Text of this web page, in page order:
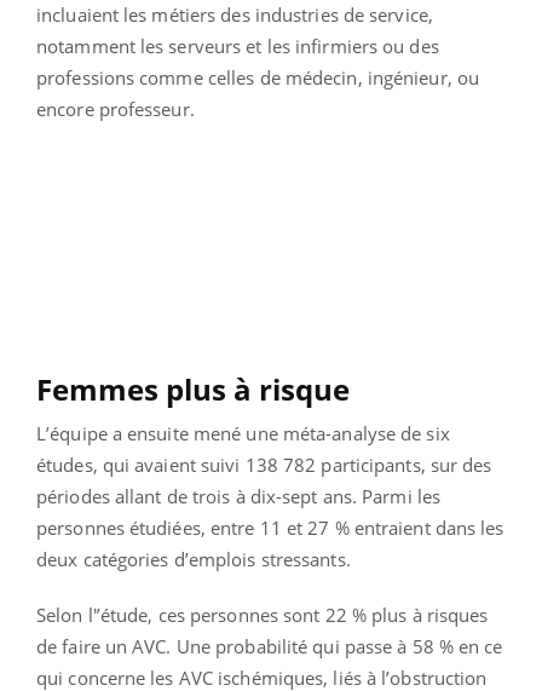
incluaient les métiers des industries de service,
notamment les serveurs et les infirmiers ou des
professions comme celles de médecin, ingénieur, ou
encore professeur.
Femmes plus à risque
L’équipe a ensuite mené une méta-analyse de six
études, qui avaient suivi 138 782 participants, sur des
périodes allant de trois à dix-sept ans. Parmi les
personnes étudiées, entre 11 et 27 % entraient dans les
deux catégories d’emplois stressants.
Selon l'’étude, ces personnes sont 22 % plus à risques
de faire un AVC. Une probabilité qui passe à 58 % en ce
qui concerne les AVC ischémiques, liés à l’obstruction